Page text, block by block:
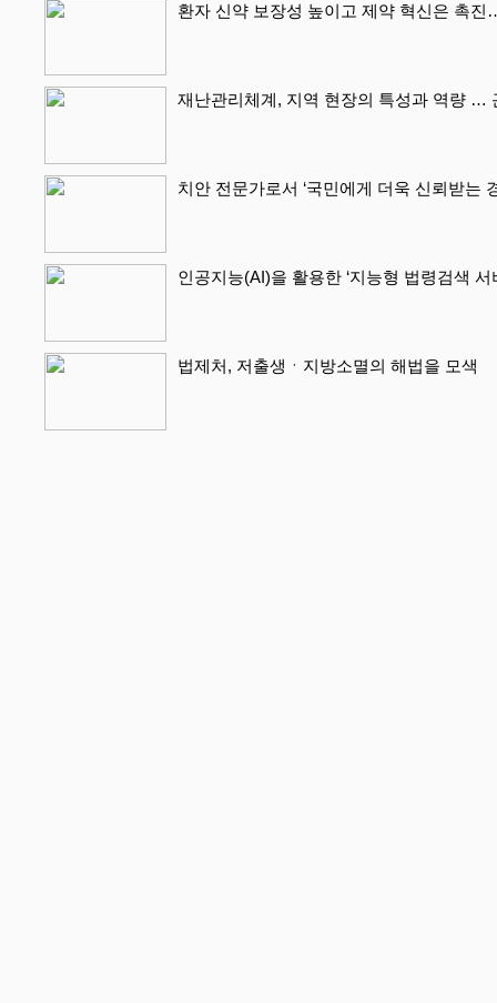
환자 신약 보장성 높이고 제약 혁신은 촉
재난관리체계, 지역 현장의 특성과 역량 …
치안 전문가로서 ‘국민에게 더욱 신뢰받는
인공지능(AI)을 활용한 ‘지능형 법령검색 서
법제처, 저출생ㆍ지방소멸의 해법을 모색